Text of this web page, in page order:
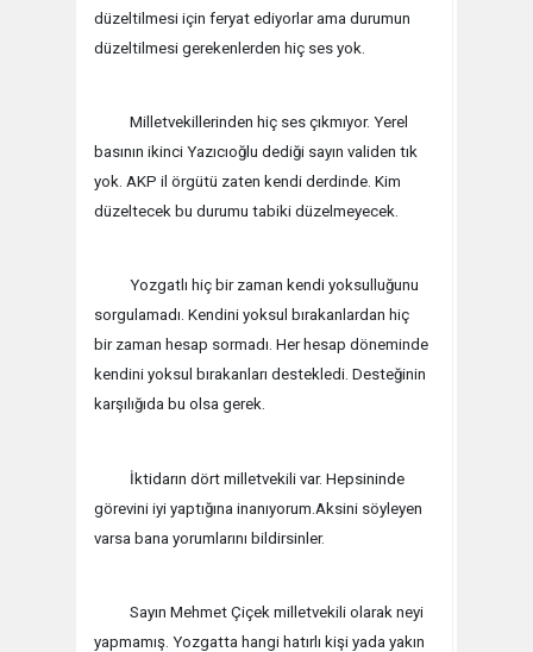
düzeltilmesi için feryat ediyorlar ama durumun
düzeltilmesi gerekenlerden hiç ses yok.
Milletvekillerinden hiç ses çıkmıyor. Yerel
basının ikinci Yazıcıoğlu dediği sayın validen tık
yok. AKP il örgütü zaten kendi derdinde. Kim
düzeltecek bu durumu tabiki düzelmeyecek.
Yozgatlı hiç bir zaman kendi yoksulluğunu
sorgulamadı. Kendini yoksul bırakanlardan hiç
bir zaman hesap sormadı. Her hesap döneminde
kendini yoksul bırakanları destekledi. Desteğinin
karşılığıda bu olsa gerek.
İktidarın dört milletvekili var. Hepsininde
görevini iyi yaptığına inanıyorum.Aksini söyleyen
varsa bana yorumlarını bildirsinler.
Sayın Mehmet Çiçek milletvekili olarak neyi
yapmamış. Yozgatta hangi hatırlı kişi yada yakın